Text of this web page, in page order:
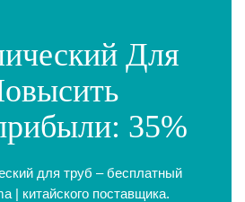
Для
35%
для труб – бесплатный
| китайского поставщика.